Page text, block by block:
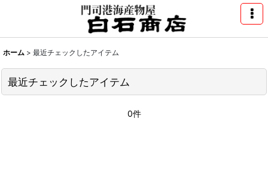
ホーム > 最近チェックしたアイテム
最近チェックしたアイテム
0件